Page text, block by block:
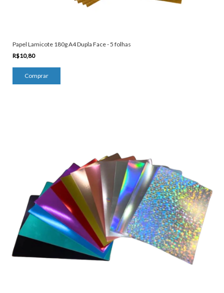
Papel Lamicote 180g A4 Dupla Face - 5 folhas
R$10,80
Comprar